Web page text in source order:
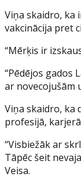
Viņa skaidro, ka
vakcinācija pret
“Mērķis ir
“Pēdējos gados
ar novecojušām
Viņa skaidro, ka
profesijā,
“Visbiežāk ar
Tāpēc šeit
Veisa.